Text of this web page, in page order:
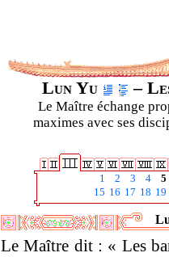
Lun Yu –
Le Maître échange
maximes avec ses
1 2 3 4
5
15 16 17 18 19
Le Maître dit : « Les